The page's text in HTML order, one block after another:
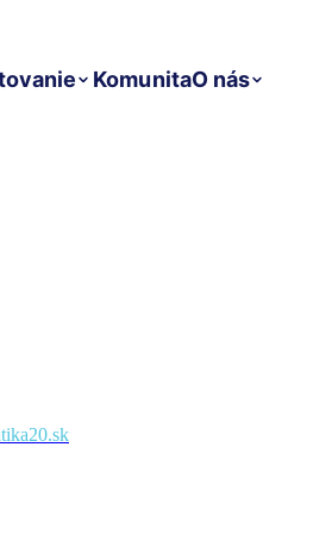
KomunitaO nás